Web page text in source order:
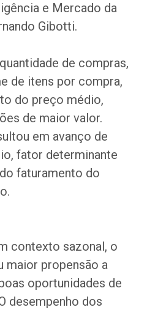
e Mercado da
Gibotti.
de compras,
de itens por compra,
do preço médio,
de maior valor.
em avanço de
fator determinante
faturamento do
contexto sazonal, o
maior propensão a
oportunidades de
desempenho dos